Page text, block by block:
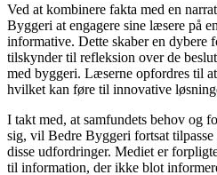
Ved at kombinere fakta med en
Byggeri at engagere sine læsere på
informative. Dette skaber en dybere
tilskynder til refleksion over de
med byggeri. Læserne opfordres til
hvilket kan føre til innovative
I takt med, at samfundets behov og
sig, vil Bedre Byggeri fortsat
disse udfordringer. Mediet er
til information, der ikke blot